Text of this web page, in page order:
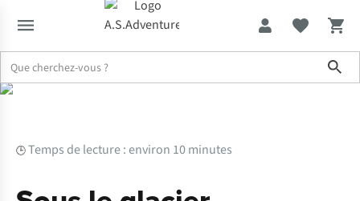
🕒Temps de lecture : environ 10 minutes